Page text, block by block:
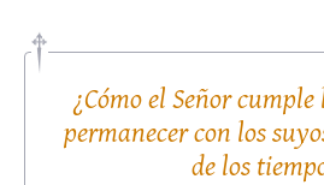
¿Cómo el Señor
permanecer con los
de los